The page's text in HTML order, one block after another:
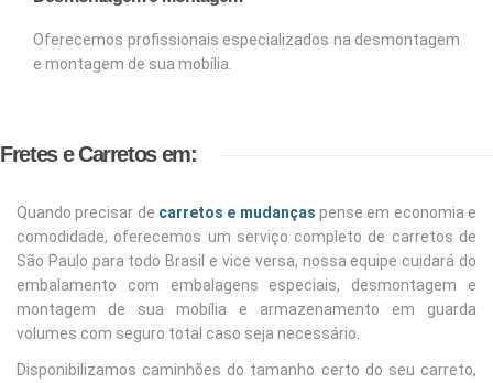
Oferecemos profissionais especializados na desmontagem
e montagem de sua mobília.
Fretes e Carretos em:
Quando precisar de carretos e mudanças pense em economia e
comodidade, oferecemos um serviço completo de carretos de
São Paulo para todo Brasil e vice versa, nossa equipe cuidará do
embalamento com embalagens especiais, desmontagem e
montagem de sua mobília e armazenamento em guarda
volumes com seguro total caso seja necessário.
Disponibilizamos caminhões do tamanho certo do seu carreto,